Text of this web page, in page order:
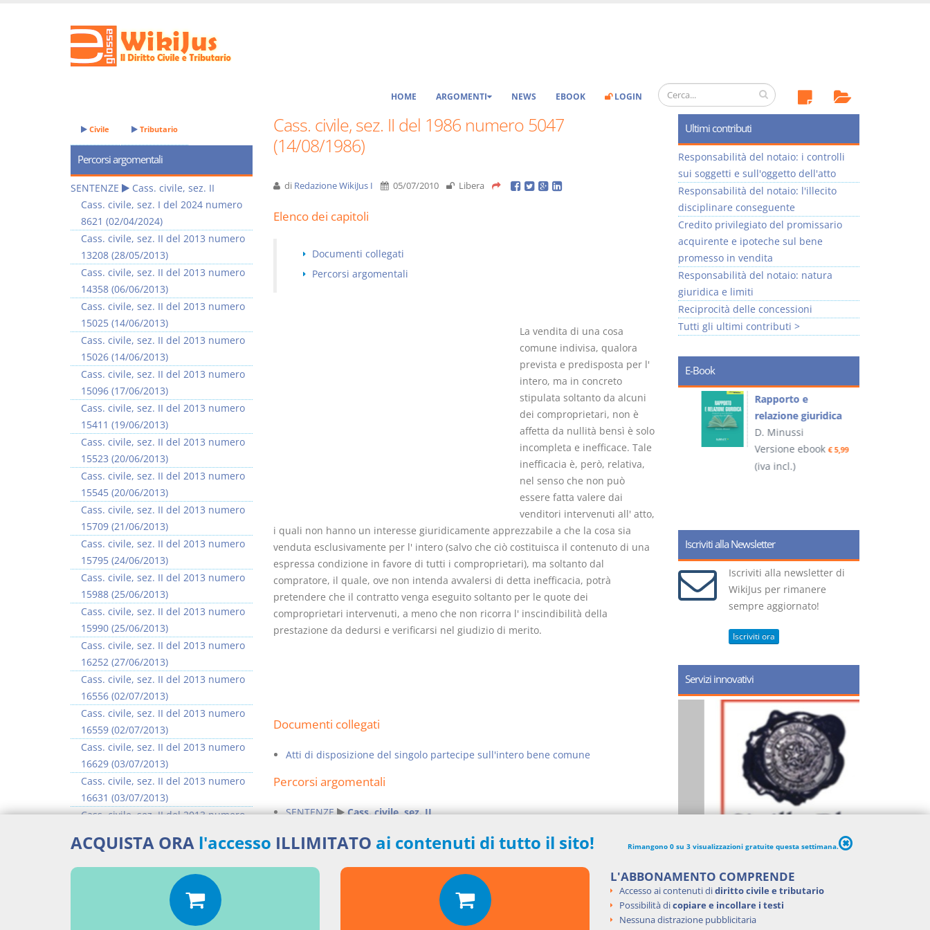
HOME ARGOMENTI NEWS EBOOK LOGIN
Cass. civile, sez. II del 1986 numero 5047
(14/08/1986)
di Redazione WikiJus I 05/07/2010 Libera
Elenco dei capitoli
Documenti collegati
Percorsi argomentali
La vendita di una cosa
comune indivisa, qualora
prevista e predisposta per l'
intero, ma in concreto
stipulata soltanto da alcuni
dei comproprietari, non è
affetta da nullità bensì è solo
incompleta e inefficace. Tale
inefficacia è, però, relativa,
nel senso che non può
essere fatta valere dai
venditori intervenuti all' atto,
i quali non hanno un interesse giuridicamente apprezzabile a che la cosa sia
venduta esclusivamente per l' intero (salvo che ciò costituisca il contenuto di una
espressa condizione in favore di tutti i comproprietari), ma soltanto dal
compratore, il quale, ove non intenda avvalersi di detta inefficacia, potrà
pretendere che il contratto venga eseguito soltanto per le quote dei
comproprietari intervenuti, a meno che non ricorra l' inscindibilità della
prestazione da dedursi e verificarsi nel giudizio di merito.
Documenti collegati
Atti di disposizione del singolo partecipe sull'intero bene comune
Percorsi argomentali
SENTENZE Cass. civile, sez. II
Aggiungi un commento
Civile Tributario
Percorsi argomentali
SENTENZE
Cass. civile, sez. II
Cass. civile, sez. I del 2024 numero
8621 (02/04/2024)
Cass. civile, sez. II del 2013 numero
13208 (28/05/2013)
Cass. civile, sez. II del 2013 numero
14358 (06/06/2013)
Cass. civile, sez. II del 2013 numero
15025 (14/06/2013)
Cass. civile, sez. II del 2013 numero
15026 (14/06/2013)
Cass. civile, sez. II del 2013 numero
15096 (17/06/2013)
Cass. civile, sez. II del 2013 numero
15411 (19/06/2013)
Cass. civile, sez. II del 2013 numero
15523 (20/06/2013)
Cass. civile, sez. II del 2013 numero
15545 (20/06/2013)
Cass. civile, sez. II del 2013 numero
15709 (21/06/2013)
Cass. civile, sez. II del 2013 numero
15795 (24/06/2013)
Cass. civile, sez. II del 2013 numero
15988 (25/06/2013)
Cass. civile, sez. II del 2013 numero
15990 (25/06/2013)
Cass. civile, sez. II del 2013 numero
16252 (27/06/2013)
Cass. civile, sez. II del 2013 numero
16556 (02/07/2013)
Cass. civile, sez. II del 2013 numero
16559 (02/07/2013)
Cass. civile, sez. II del 2013 numero
16629 (03/07/2013)
Cass. civile, sez. II del 2013 numero
16631 (03/07/2013)
Cass. civile, sez. II del 2013 numero
Cass. civile, sez. II del 2013 numero
16637 (03/07/2013)
>> Vai all'argomento completo
Ultimi contributi
Responsabilità del notaio: i controlli
sui soggetti e sull'oggetto dell'atto
Responsabilità del notaio: l'illecito
disciplinare conseguente
Credito privilegiato del promissario
acquirente e ipoteche sul bene
promesso in vendita
Responsabilità del notaio: natura
giuridica e limiti
Reciprocità delle concessioni
Tutti gli ultimi contributi >
E-Book
I Vincoli Preliminari
D. Minussi
Versione ebook
(iva incl.)
Prescrizione e
decadenza
D. Minussi
Versione ebook€ 4,19
(iva incl.)
Rapporto e
relazione giuridica
D. Minussi
Versione ebook€ 5,99
(iva incl.)
Iscriviti alla Newsletter
Iscriviti alla newsletter di
WikiJus per rimanere
sempre aggiornato!
Iscriviti ora
Servizi innovativi
ACQUISTA ORA l'accesso ILLIMITATO ai contenuti di tutto il sito! Rimangono 0 su 3 visualizzazioni gratuite questa settimana.
L'ABBONAMENTO COMPRENDE
Accesso ai contenuti didiritto civile e tributario
Possibilità dicopiare e incollare i testi
Nessuna distrazione pubblicitaria